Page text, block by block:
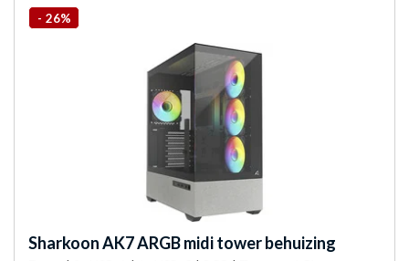
- 26%
SharkoonAK7 ARGB midi tower behuizing